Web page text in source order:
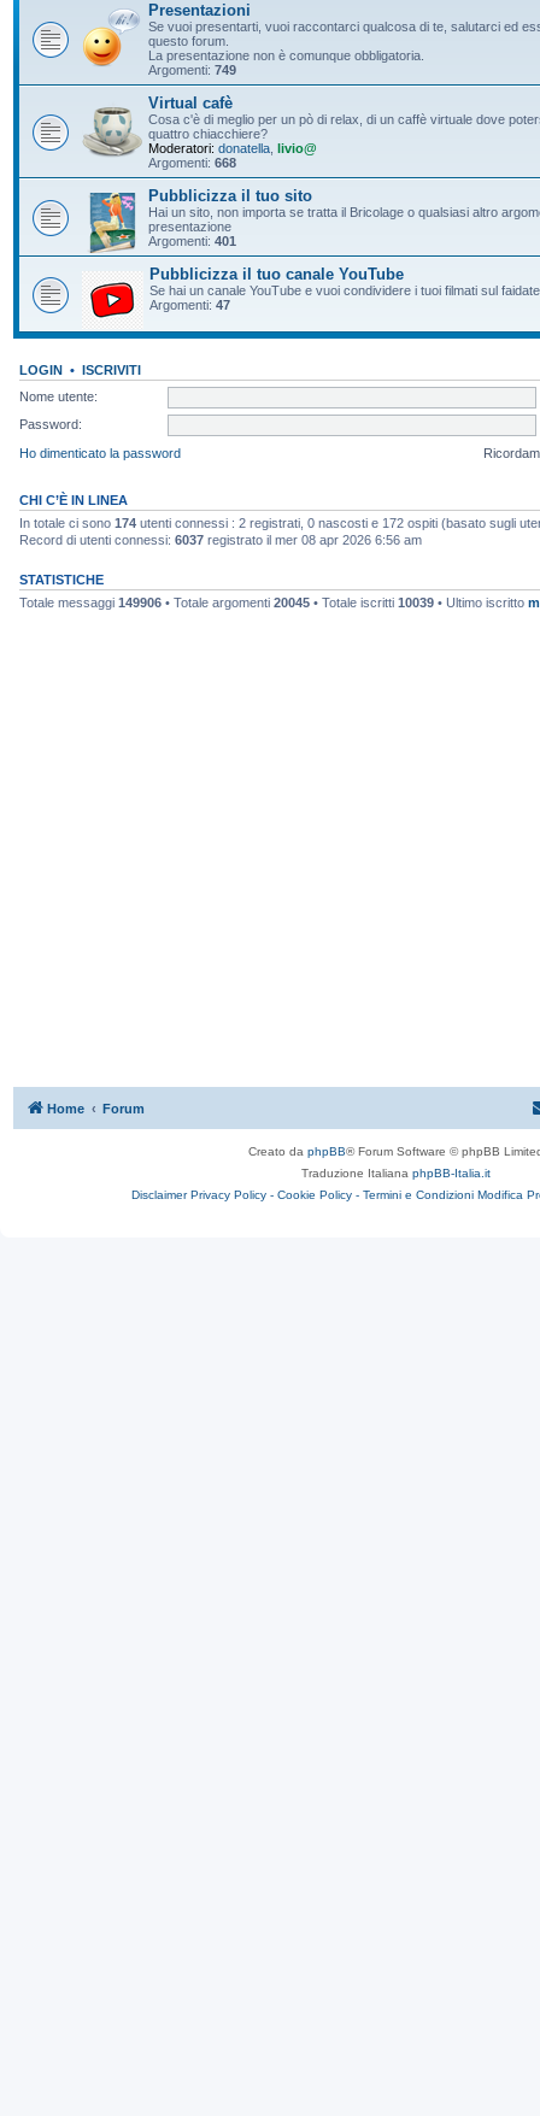
Presentazioni
Se vuoi presentarti, vuoi raccontarci qualcosa di te, salutarci ed
questo forum.
La presentazione non è comunque obbligatoria.
Argomenti: 749
Virtual cafè
Cosa c'è di meglio per un pò di relax, di un caffè virtuale dove
quattro chiacchiere?
Moderatori: donatella livio@
Argomenti: 668
Pubblicizza il tuo sito
Hai un sito, non importa se tratta il Bricolage o qualsiasi altro
presentazione
Argomenti: 401
Pubblicizza il tuo canale YouTube
Se hai un canale YouTube e vuoi condividere i tuoi filmati sul
Argomenti: 47
LOGIN • ISCRIVITI
Nome utente:
Password:
Ho dimenticato la password
CHI C’È IN LINEA
In totale ci sono 174 utenti connessi : 2 registrati, 0 nascosti e 172 ospiti (basato sugli
Record di utenti connessi: 6037 registrato il mer 08 apr 2026 6:56 am
STATISTICHE
Totale messaggi 149906 • Totale argomenti 20045 • Totale iscritti 10039 • Ultimo iscritto
Home Forum
Creato da phpBB® Forum Software © phpBB
Traduzione Italiana phpBB-Italia.it
Disclaimer Privacy Policy - Cookie Policy - Termini e Condizioni Modifica